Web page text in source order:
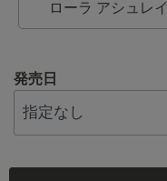
ローラ アシュレイ
発売日